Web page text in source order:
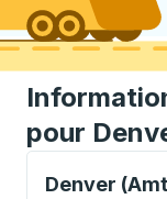
pour
Denver
Bus Station,